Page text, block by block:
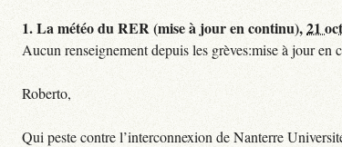
1.La météo du RER (mise à jour en continu),21
Aucun renseignement depuis les grèves:mise à jour
Roberto,
Qui peste contre l’interconnexion de Nanterre